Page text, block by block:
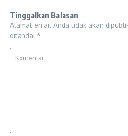
Tinggalkan Balasan
Alamat email Anda tidak akan
ditandai *